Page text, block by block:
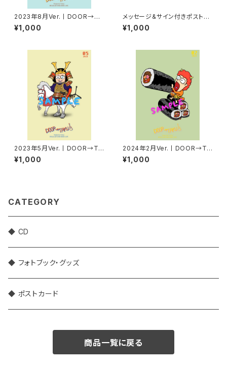
2023年8月Ver.丨DOOR→TA
KUポストカード
¥1,000
メッセージ&サイン付きポストカ
ード【2枚セット】
¥1,000
2023年5月Ver.丨DOOR→TA
KUポストカード
¥1,000
2024年2月Ver.丨DOOR→TA
KUポストカード
¥1,000
CATEGORY
◆ CD
◆ フォトブック・グッズ
◆ ポストカード
商品一覧に戻る